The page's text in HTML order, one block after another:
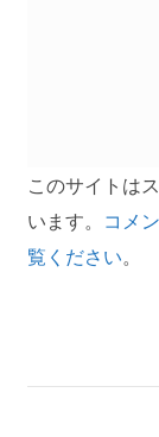
このサイトは
います。
コメ
覧ください。